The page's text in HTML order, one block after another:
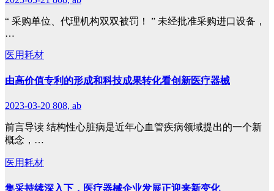
“ 采购单位、代理机构双双被罚！ ” 未经批准采购进口设备，
…
医用耗材
由高价值专利的形成和科技成果转化看创新医疗器械
2023-03-20 808, ab
前言导读 结构性心脏病是近年心血管疾病领域提出的一个新
概念，…
医用耗材
集采持续深入下，医疗器械企业发展正迎来新变化